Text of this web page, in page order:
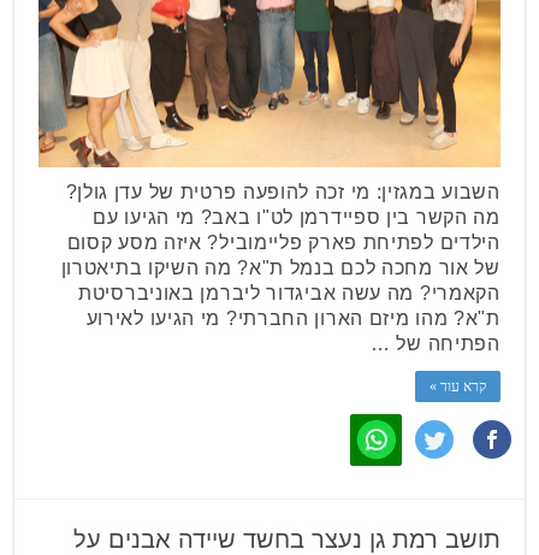
השבוע במגזין: מי זכה להופעה פרטית של עדן גולן?
מה הקשר בין ספיידרמן לט"ו באב? מי הגיעו עם
הילדים לפתיחת פארק פליימוביל? איזה מסע קסום
של אור מחכה לכם בנמל ת"א? מה השיקו בתיאטרון
הקאמרי? מה עשה אביגדור ליברמן באוניברסיטת
ת"א? מהו מיזם הארון החברתי? מי הגיעו לאירוע
הפתיחה של …
קרא עוד »
תושב רמת גן נעצר בחשד שיידה אבנים על